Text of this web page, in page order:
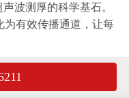
波测厚的科学基石。
为有效传播通道，让每